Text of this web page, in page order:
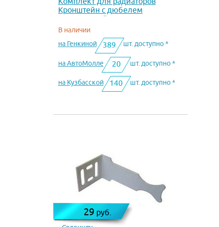
Кронштейн с дюбелем
радиаторный 180
В наличии
на Генкиной
389 шт. доступно *
на АвтоМолле 20 шт. доступно *
на Кузбасской 140 шт. доступно *
29 руб.